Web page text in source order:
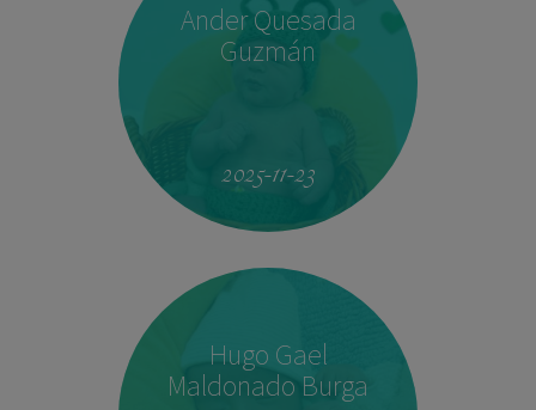
Ander Quesada
Guzmán
2025-11-23
Hugo Gael
Maldonado Burga